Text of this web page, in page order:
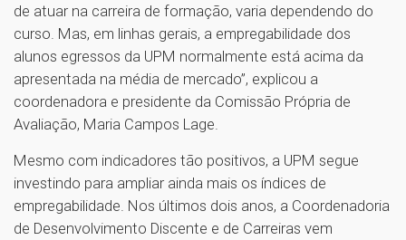
de atuar na carreira de formação, varia dependendo do
curso. Mas, em linhas gerais, a empregabilidade dos
alunos egressos da UPM normalmente está acima da
apresentada na média de mercado”, explicou a
coordenadora e presidente da Comissão Própria de
Avaliação, Maria Campos Lage.
Mesmo com indicadores tão positivos, a UPM segue
investindo para ampliar ainda mais os índices de
empregabilidade. Nos últimos dois anos, a Coordenadoria
de Desenvolvimento Discente e de Carreiras vem